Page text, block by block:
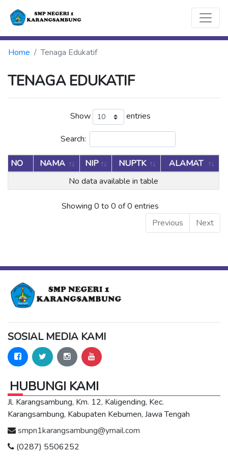
Home Tenaga Edukatif
TENAGA EDUKATIF
Show entries
Search:
NO NAMA NIP NUPTK
ALAMAT
No data available in table
Showing 0 to 0 of 0 entries
Previous
Next
SOSIAL MEDIA KAMI
HUBUNGI KAMI
Jl. Karangsambung, Km. 12, Kaligending, Kec.
Karangsambung, Kabupaten Kebumen, Jawa Tengah
smpn1karangsambung@ymail.com
(0287) 5506252